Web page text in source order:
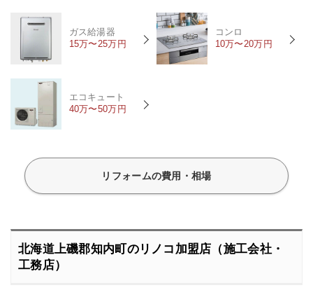
ガス給湯器
15万〜25万円
コンロ
10万〜20万円
エコキュート
40万〜50万円
リフォームの費用・相場
北海道上磯郡知内町のリノコ加盟店（施工会社・
工務店）